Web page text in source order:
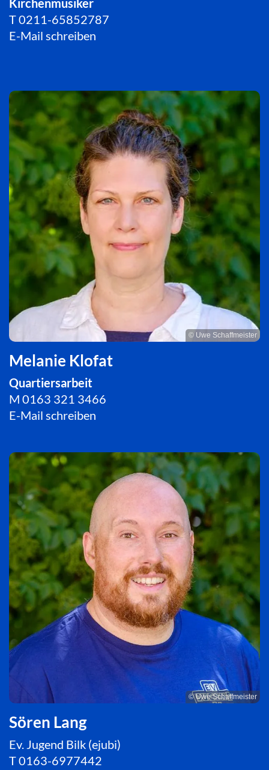
Kirchenmusiker
T0211-65852787
E-Mail schreiben
© Uwe Schaffmeister
Melanie Klofat
Quartiersarbeit
M 0163 321 3466
E-Mail schreiben
© Uwe Schaffmeister
Sören Lang
Ev. Jugend Bilk (ejubi)
T0163-6977442